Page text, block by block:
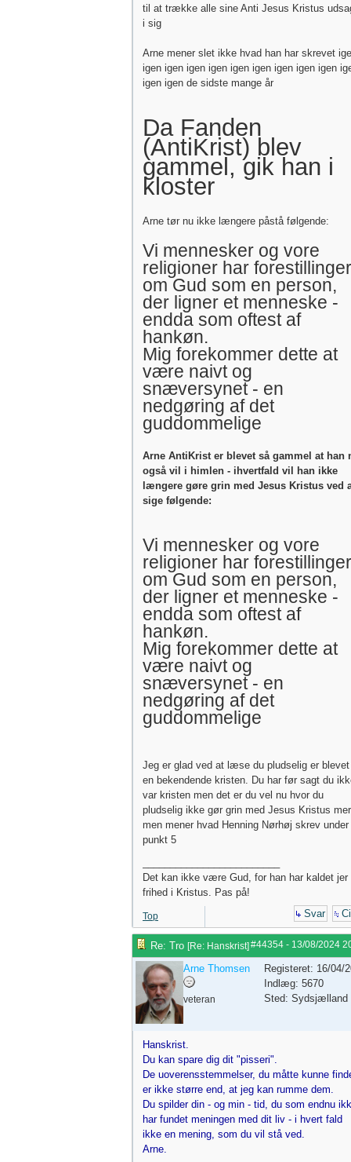
til at trække alle sine Anti Jesus Kristus
i sig
Arne mener slet ikke hvad han har skrevet
igen igen igen igen igen igen igen igen igen
igen igen de sidste mange år
Da Fanden
(AntiKrist) blev
gammel, gik han i
kloster
Arne tør nu ikke længere påstå følgende:
Vi mennesker og vore
religioner har forestillinger
om Gud som en person,
der ligner et menneske -
endda som oftest af
hankøn.
Mig forekommer dette at
være naivt og
snæversynet - en
nedgøring af det
guddommelige
Arne AntiKrist er blevet så gammel at han
også vil i himlen - ihvertfald vil han ikke
længere gøre grin med Jesus Kristus ved
sige følgende:
Vi mennesker og vore
religioner har forestillinger
om Gud som en person,
der ligner et menneske -
endda som oftest af
hankøn.
Mig forekommer dette at
være naivt og
snæversynet - en
nedgøring af det
guddommelige
Jeg er glad ved at læse du pludselig er blevet
en bekendende kristen. Du har før sagt du
var kristen men det er du vel nu hvor du
pludselig ikke gør grin med Jesus Kristus
men mener hvad Henning Nørhøj skrev under
punkt 5
Det kan ikke være Gud, for han har kaldet jer
frihed i Kristus. Pas på!
Top Svar
#44354 - 13/08/2024
Re: Tro [Re: Hanskrist]
Arne Thomsen
veteran
Registeret: 16/04/
Indlæg: 5670
Sted: Sydsjælland
Hanskrist.
Du kan spare dig dit "pisseri".
De uoverensstemmelser, du måtte kunne
er ikke større end, at jeg kan rumme dem.
Du spilder din - og min - tid, du som endnu
har fundet meningen med dit liv - i hvert fald
ikke en mening, som du vil stå ved.
Arne.